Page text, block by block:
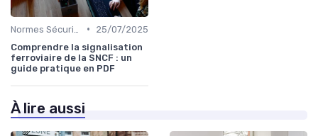
•
25/07/2025
Comprendre la signalisation
ferroviaire de la SNCF : un
guide pratique en PDF
À lire aussi